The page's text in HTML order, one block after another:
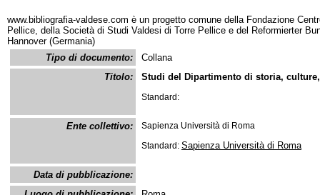
www.bibliografia-valdese.com è un progetto comune della Fondazione
Pellice, della Società di Studi Valdesi di Torre Pellice e del Reformierter
Hannover (Germania)
Tipo di documento:
Collana
Titolo:
Studi del Dipartimento di storia,
Standard:
Ente collettivo: Sapienza Università di Roma
Standard: Sapienza Università di Roma
Data di pubblicazione: